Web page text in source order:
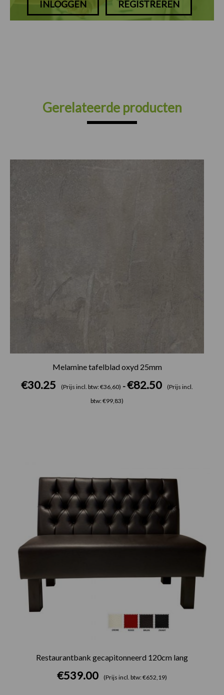
INLOGGEN REGISTREREN
Gerelateerde producten
Melamine tafelblad oxyd 25mm
€30.25 (Prijs incl. btw: €36,60) -€82.50
(Prijs incl.
btw: €99,83)
Restaurantbank gecapitonneerd 120cm lang
€539.00 (Prijs incl. btw: €652,19)